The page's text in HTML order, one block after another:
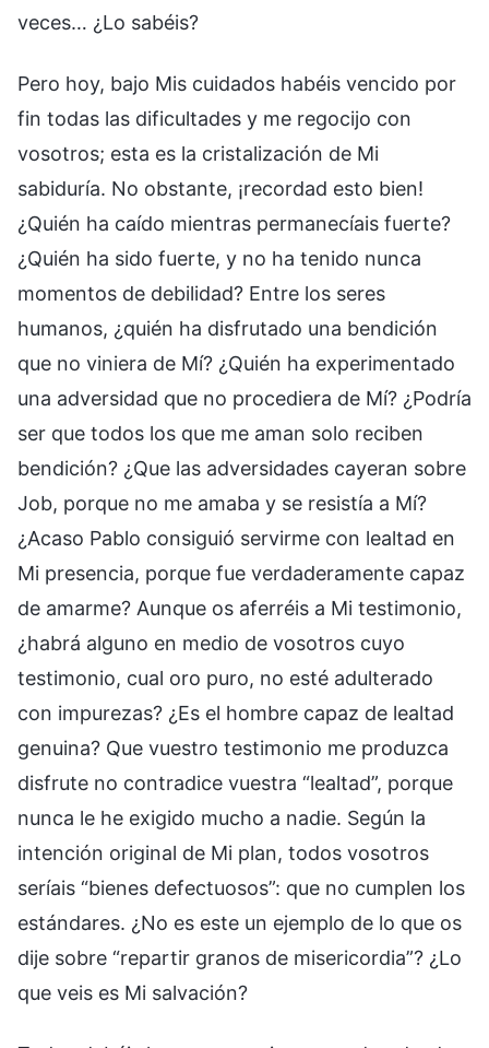
veces… ¿Lo sabéis?
Pero hoy, bajo Mis cuidados habéis vencido por
fin todas las dificultades y me regocijo con
vosotros; esta es la cristalización de Mi
sabiduría. No obstante, ¡recordad esto bien!
¿Quién ha caído mientras permanecíais fuerte?
¿Quién ha sido fuerte, y no ha tenido nunca
momentos de debilidad? Entre los seres
humanos, ¿quién ha disfrutado una bendición
que no viniera de Mí? ¿Quién ha experimentado
una adversidad que no procediera de Mí? ¿Podría
ser que todos los que me aman solo reciben
bendición? ¿Que las adversidades cayeran sobre
Job, porque no me amaba y se resistía a Mí?
¿Acaso Pablo consiguió servirme con lealtad en
Mi presencia, porque fue verdaderamente capaz
de amarme? Aunque os aferréis a Mi testimonio,
¿habrá alguno en medio de vosotros cuyo
testimonio, cual oro puro, no esté adulterado
con impurezas? ¿Es el hombre capaz de lealtad
genuina? Que vuestro testimonio me produzca
disfrute no contradice vuestra “lealtad”, porque
nunca le he exigido mucho a nadie. Según la
intención original de Mi plan, todos vosotros
seríais “bienes defectuosos”: que no cumplen los
estándares. ¿No es este un ejemplo de lo que os
dije sobre “repartir granos de misericordia”? ¿Lo
que veis es Mi salvación?